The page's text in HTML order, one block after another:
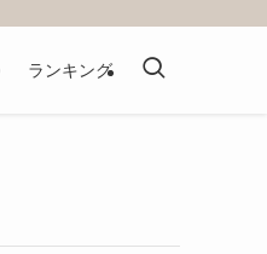
ランキング